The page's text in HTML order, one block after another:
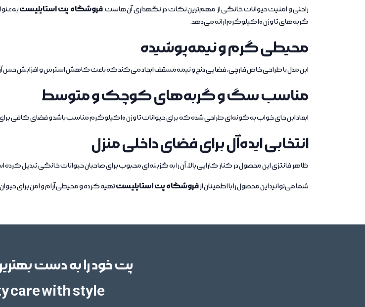
راحتی و امنیت حیوانات خانگی از مهم‌ترین نکات در نگهداری آن‌هاست.فروشگاه پت استایلیستبه
گربه‌های تا وزن 10 کیلوگرم ارائه می‌دهد.
محیطی گرم و نیمه‌پوشیده
این مدل با طراحی خاص قارچی، فضایی دنج و نیمه‌مسقف ایجاد می‌کند که باعث کاهش استرس و افزایش حس
مناسب سگ و گربه‌های کوچک و متوسط
ابعاد این جای خواب به گونه‌ای طراحی شده که برای حیوانات تا وزن 10 کیلوگرم مناسب باشد و فضای کافی برای استراحت راحت آن‌ها فراهم کند.
انتخابی ایده‌آل برای فضای داخلی منزل
ظاهر فانتزی این محصول در کنار کارایی بالا، آن را به گزینه‌ای محبوب برای صاحبان حیوانات خانگی تبدیل
شما می‌توانید این محصول را با اطمینان ازفروشگاه پت استایلیستتهیه کرده و محیطی آرام و امن برای
پت خود را به دست
care with style